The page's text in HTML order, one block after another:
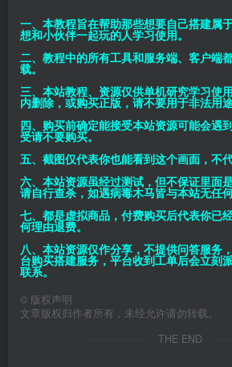
一、本教程旨在帮助那些想要自己搭建属
想和小伙伴一起玩的人学习使用。
二、教程中的所有工具和服务端、客户端
载。
三、本站教程、资源仅供单机研究学习使
内删除，或购买正版，请不要用于非法用途
四、购买前确定能接受本站资源可能会遇
受请不要购买。
五、截图仅代表你也能看到这个画面，不
六、本站资源虽经过测试，但不保证里面
请自行查杀，如遇病毒木马皆与本站无任
七、都是虚拟商品，付费购买后代表你已
何理由退费。
八、本站资源仅作分享，不提供问答服务
台购买搭建服务，平台收到工单后会立刻
联系。
© 版权声明
文章版权归作者所有，未经允许请勿转载。
THE END